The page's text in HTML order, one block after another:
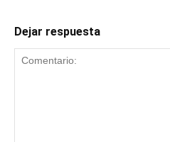
Dejar respuesta